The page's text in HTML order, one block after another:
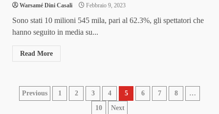
Warsamé Dini Casali Febbraio 9, 2023
Sono stati 10 milioni 545 mila, pari al 62.3%, gli spettatori che
hanno seguito in media su...
Read More
Paginazione
Previous 1 2 3 4 5 6 7 8
…
10
Next